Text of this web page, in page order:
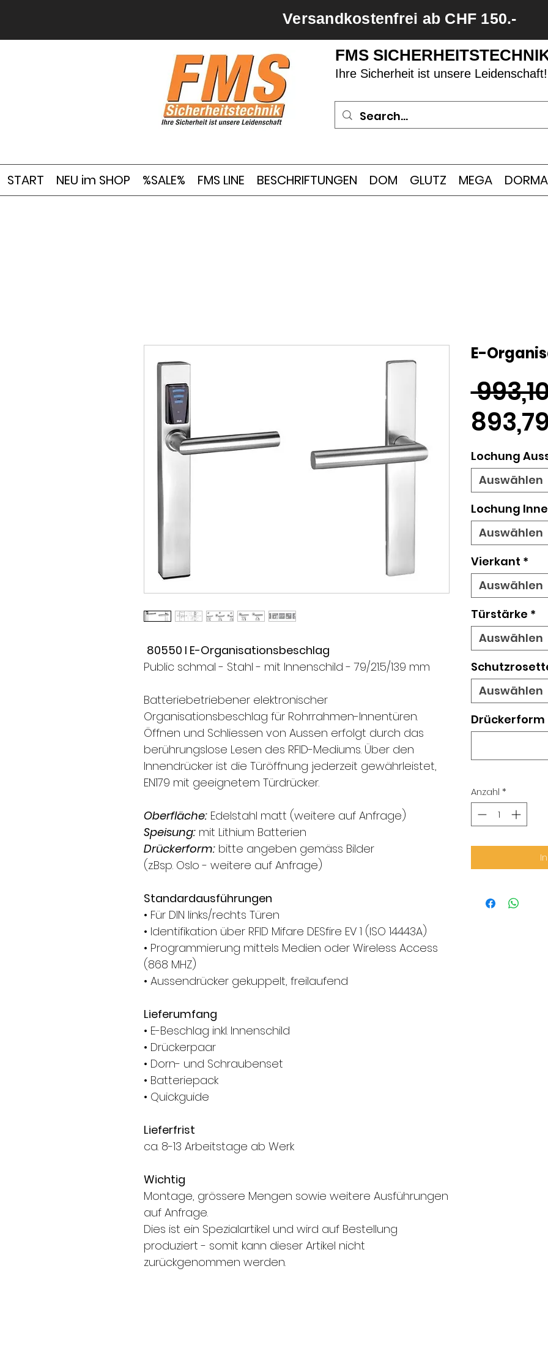
Versandkostenfrei ab CHF 150.-
FMS
Ihre Sicherheit ist unsere Leidenschaft!
START NEU im SHOP %SALE% FMS LINE BESCHRIFTUNGEN DOM GLUTZ MEGA
80550 I E-Organisationsbeschlag
Public schmal - Stahl - mit Innenschild - 79/21.5/139 mm
Batteriebetriebener elektronischer
Organisationsbeschlag für Rohrrahmen-Innentüren.
Öffnen und Schliessen von Aussen erfolgt durch das
berührungslose Lesen des RFID-Mediums. Über den
Innendrücker ist die Türöffnung jederzeit gewährleistet,
EN179 mit geeignetem Türdrücker.
Oberfläche:Edelstahl matt (weitere auf Anfrage)
Speisung:mit Lithium Batterien
Drückerform:bitte angeben gemäss Bilder
(z.Bsp. Oslo - weitere auf Anfrage)
Standardausführungen
• Für DIN links/rechts Türen
• Identifikation über RFID Mifare DESfire EV 1 (ISO 14443A)
• Programmierung mittels Medien oder Wireless Access
(868 MHZ)
• Aussendrücker gekuppelt, freilaufend
Lieferumfang
• E-Beschlag inkl. Innenschild
• Drückerpaar
• Dorn- und Schraubenset
• Batteriepack
• Quickguide
Lieferfrist
ca. 8-13 Arbeitstage ab Werk
Wichtig
Montage, grössere Mengen sowie weitere Ausführungen
auf Anfrage.
Dies ist ein Spezialartikel und wird auf Bestellung
produziert - somit kann dieser Artikel nicht
zurückgenommen werden.
E-
Lochung
Auswählen
Lochung
Auswählen
Vierkant *
Auswählen
Türstärke *
Auswählen
Auswählen
Drückerform
Anzahl *